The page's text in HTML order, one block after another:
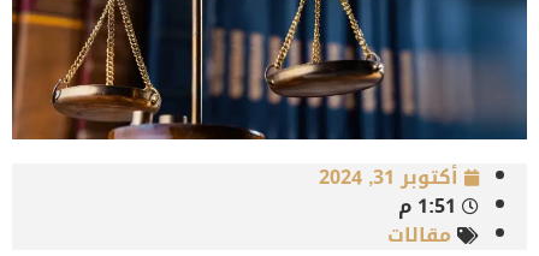
أكتوبر 31, 2024
1:51 م
مقالات